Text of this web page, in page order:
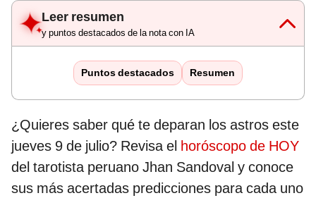
Leer resumen
y puntos destacados de la nota con IA
Puntos destacados Resumen
¿Quieres saber qué te deparan los astros este
jueves 9 de julio? Revisa el horóscopo de HOY
del tarotista peruano Jhan Sandoval y conoce
sus más acertadas predicciones para cada uno